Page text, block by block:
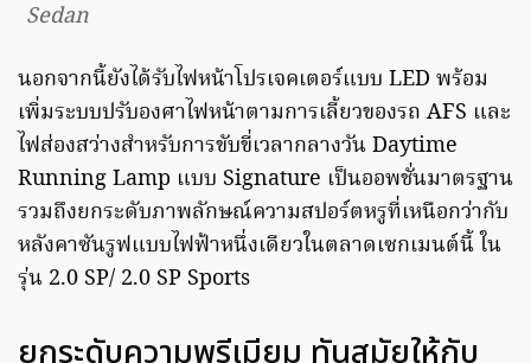
Sedan
นอกจากนี้ยังได้รับไฟหน้าโปรเจคเตอร์แบบ LED พร้อม
เพิ่มระบบปรับองศาไฟหน้าตามการเลี้ยวของรถ AFS และ
ไฟส่องสว่างสำหรับการขับขี่เวลากลางวัน Daytime
Running Lamp แบบ Signature เป็นออพชั่นมาตรฐาน
รวมถึงยกระดับภาพลักษณ์ความสปอร์ตหรูที่เหนือกว่ากับ
หลังคาซันรูฟแบบไฟฟ้าหนึ่งเดียวในตลาดเซกเมนต์นี้ ใน
รุ่น 2.0 SP/ 2.0 SP Sports